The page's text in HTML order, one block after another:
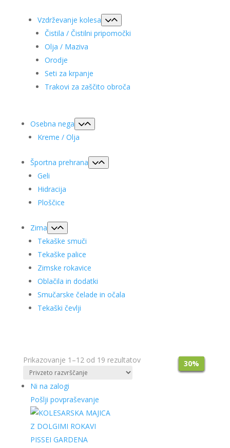
Vzdrževanje kolesa
Čistila / Čistilni pripomočki
Olja / Maziva
Orodje
Seti za krpanje
Trakovi za zaščito obroča
Osebna nega
Kreme / Olja
Športna prehrana
Geli
Hidracija
Ploščice
Zima
Tekaške smuči
Tekaške palice
Zimske rokavice
Oblačila in dodatki
Smučarske čelade in očala
Tekaški čevlji
Prikazovanje 1–12 od 19 rezultatov
Ni na zalogi
Pošlji povpraševanje
30%
30%
30%
30%
30%
30%
30%